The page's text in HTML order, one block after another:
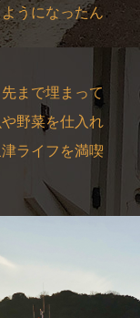
うになったん
まで埋まって
野菜を仕入れ
ライフを満喫